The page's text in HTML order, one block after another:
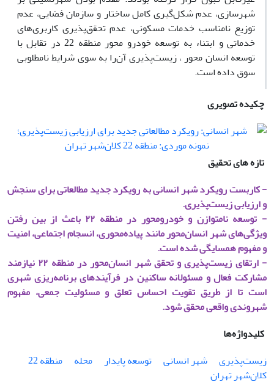
شهرسازی، عدم شکل‌گیری کامل ساختار و سازمان فضایی، عدم
توزیع نامناسب خدمات مسکونی، عدم تحقق‌پذیری کاربری‌های
خدماتی و ابتناء به توسعه خودرو محور منطقه 22 در تقابل با
توسعه انسان محور ، زیست‌پذیری آن‌را به سوی شرایط نامطلوبی
سوق داده است.
چکیده تصویری
تازه های تحقیق
- کاربست رویکرد شهر انسانی به رویکرد جدید مطالعاتی برای سنجش
و ارزیابی زیست­‌پذیری.
- توسعه نامتوازن و خودرومحور در منطقه ۲۲ باعث از بین رفتن
ویژگی‌های شهر انسان‌محور مانند پیاده‌محوری، انسجام اجتماعی، امنیت
و مفهوم همسایگی شده است.
- ارتقای زیست‌پذیری و تحقق شهر انسان‌محور در منطقه ۲۲ نیازمند
مشارکت فعال و مسئولانه ساکنین در فرآیندهای برنامه‌ریزی شهری
است تا از طریق تقویت احساس تعلق و مسئولیت جمعی، مفهوم
شهروندی واقعی محقق شود.
کلیدواژه‌ها
زیست‌پذیری
شهر انسانی توسعه پایدار محله
منطقه 22
کلان‌شهر تهران